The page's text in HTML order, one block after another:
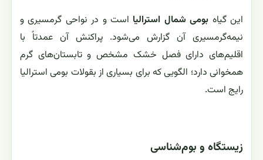
این گیاه بومی شمال استرالیا است و در نواحی گرمسیری و
نیمه‌گرمسیری آن گزارش می‌شود. پراکنش آن عمدتاً با
اقلیم‌های دارای فصل خشک مشخص و تابستان‌های گرم
همخوانی دارد؛ الگویی که برای بسیاری از بقولات بومی استرالیا
رایج است.
زیستگاه و بوم‌شناسی